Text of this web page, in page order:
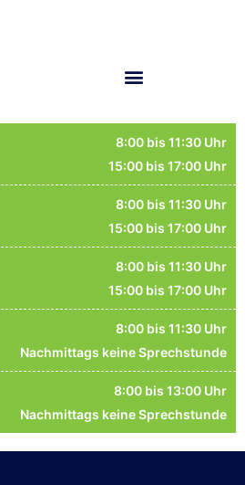
8:00 bis 11:30 Uhr
15:00 bis 17:00 Uhr
8:00 bis 11:30 Uhr
15:00 bis 17:00 Uhr
8:00 bis 11:30 Uhr
15:00 bis 17:00 Uhr
8:00 bis 11:30 Uhr
Nachmittags keine Sprechstunde
8:00 bis 13:00 Uhr
Nachmittags keine Sprechstunde